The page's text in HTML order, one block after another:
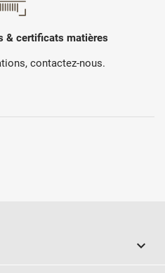
& certificats matières
contactez-nous.
